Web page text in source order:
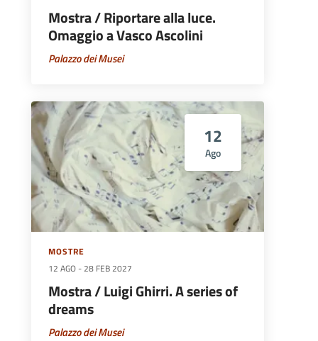
Mostra / Riportare alla luce.
Omaggio a Vasco Ascolini
Palazzo dei Musei
12
Ago
MOSTRE
12 AGO -28 FEB 2027
Mostra / Luigi Ghirri. A series of
dreams
Palazzo dei Musei